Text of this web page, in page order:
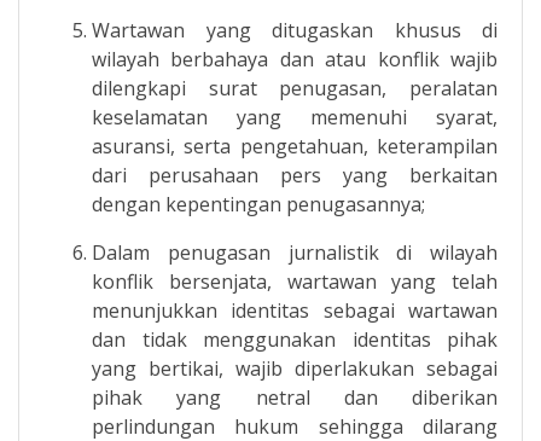
Wartawan yang ditugaskan khusus di
wilayah berbahaya dan atau konflik wajib
dilengkapi surat penugasan, peralatan
keselamatan yang memenuhi syarat,
asuransi, serta pengetahuan, keterampilan
dari perusahaan pers yang berkaitan
dengan kepentingan penugasannya;
Dalam penugasan jurnalistik di wilayah
konflik bersenjata, wartawan yang telah
menunjukkan identitas sebagai wartawan
dan tidak menggunakan identitas pihak
yang bertikai, wajib diperlakukan sebagai
pihak yang netral dan diberikan
perlindungan hukum sehingga dilarang